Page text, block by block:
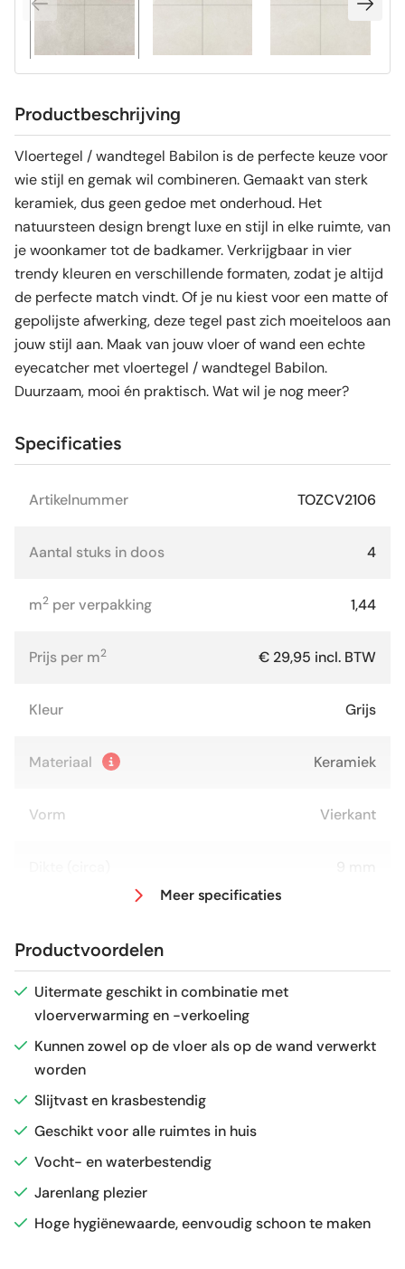
Productbeschrijving
Vloertegel / wandtegel Babilon is de perfecte keuze voor
wie stijl en gemak wil combineren. Gemaakt van sterk
keramiek, dus geen gedoe met onderhoud. Het
natuursteen design brengt luxe en stijl in elke ruimte, van
je woonkamer tot de badkamer. Verkrijgbaar in vier
trendy kleuren en verschillende formaten, zodat je altijd
de perfecte match vindt. Of je nu kiest voor een matte of
gepolijste afwerking, deze tegel past zich moeiteloos aan
jouw stijl aan. Maak van jouw vloer of wand een echte
eyecatcher met vloertegel / wandtegel Babilon.
Duurzaam, mooi én praktisch. Wat wil je nog meer?
Specificaties
Artikelnummer TOZCV2106
Aantal stuks in doos 4
m2 per verpakking 1,44
Prijs per m2 € 29,95 incl. BTW
Kleur Grijs
Materiaal Keramiek
Vorm Vierkant
Antislipwaarde R10
Glans / Mat
Gerectificeerd
Vorstbestendig
Sortering
Craquelé Nee
Meer specificaties
Productvoordelen
Uitermate geschikt in combinatie met
vloerverwarming en -verkoeling
Kunnen zowel op de vloer als op de wand verwerkt
worden
Slijtvast en krasbestendig
Geschikt voor alle ruimtes in huis
Vocht- en waterbestendig
Jarenlang plezier
Hoge hygiënewaarde, eenvoudig schoon te maken